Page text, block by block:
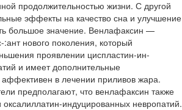
продолжи­тельностью жизни. С другой
эффекты на каче­ство сна и улучшение
большое значение. Венлафаксин —
нового поколения, который
проявлении циспластин-ин-
и имеет дополни­тельные
аффективен в лечении приливов жара.
предполагают, что венлафаксин также
индуцированных невропатий.